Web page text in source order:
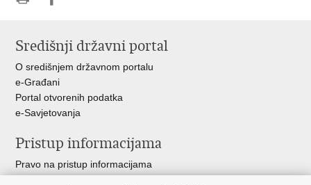
Facebooku
Središnji državni portal
O središnjem državnom portalu
e-Građani
Portal otvorenih podatka
e-Savjetovanja
Pristup informacijama
Pravo na pristup informacijama